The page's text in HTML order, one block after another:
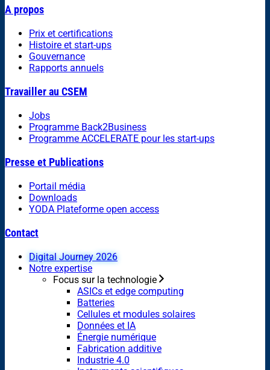
A propos
Prix et certifications
Histoire et start-ups
Gouvernance
Rapports annuels
Travailler au CSEM
Jobs
Programme Back2Business
Programme ACCELERATE pour les start-ups
Presse et Publications
Portail média
Downloads
YODA Plateforme open access
Contact
Digital Journey 2026
Notre expertise
Focus sur la technologie
ASICs et edge computing
Batteries
Cellules et modules solaires
Données et IA
Énergie numérique
Fabrication additive
Industrie 4.0